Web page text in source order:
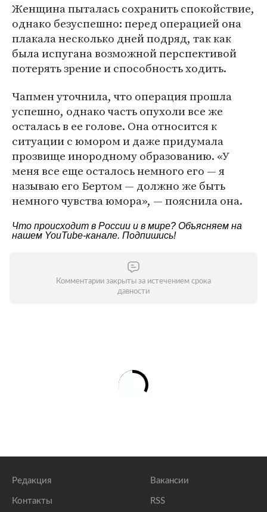
Женщина пыталась сохранить спокойствие,
однако безуспешно: перед операцией она
плакала несколько дней подряд, так как
была испугана возможной перспективой
потерять зрение и способность ходить.
Чапмен уточнила, что операция прошла
успешно, однако часть опухоли все же
осталась в ее голове. Она относится к
ситуации с юмором и даже придумала
прозвище инородному образованию. «У
меня все еще осталось немного его — я
называю его Бертом — должно же быть
немного чувства юмора», — пояснила она.
Что происходит в России и в мире? Объясняем на
нашем YouTube-канале. Подпишись!
Комментарии закрыты за истечением срока
давности
Редакция
Контакты
Вакансии
RSS